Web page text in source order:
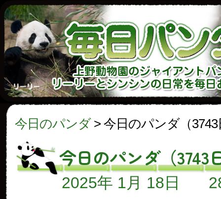
今日のパンダ> 今日のパンダ（3743
今日のパンダ（3743
2025年 1月 18日